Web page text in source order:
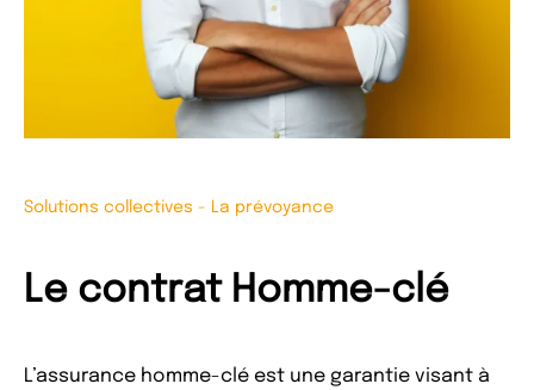
Solutions collectives - La prévoyance
Le contrat Homme-clé
L’assurance homme-clé est une garantie visant à